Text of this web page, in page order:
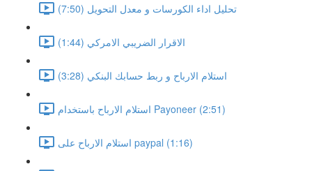
تحليل اداء الكورسات و معدل التحويل (7:50)
الاقرار الضريبي الامركي (1:44)
استلام الارباح و ربط حسابك البنكي (3:28)
استلام الارباح باستخدام Payoneer (2:51)
استلام الارباح على paypal (1:16)